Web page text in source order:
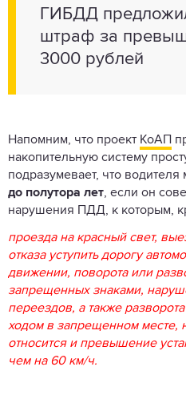
ГИБДД
штраф за
3000 рублей
Напомним, что проект КоАП
накопительную систему
подразумевает, что
до полутора лет, если он
нарушения ПДД, к которым,
проезда на красный свет,
отказа уступить дорогу
движении, поворота или
запрещенных знаками,
переездов, а также
ходом в запрещенном месте,
относится и превышение
чем на 60 км/ч.